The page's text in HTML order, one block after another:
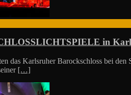
in
das Karlsruher Barockschloss bei
[…]